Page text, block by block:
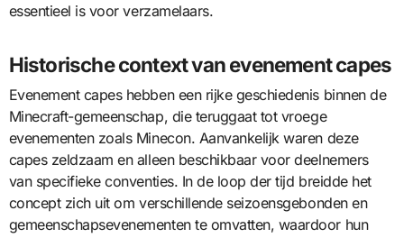
essentieel is voor verzamelaars.
Historische context van evenement capes
Evenement capes hebben een rijke geschiedenis binnen de
Minecraft-gemeenschap, die teruggaat tot vroege
evenementen zoals Minecon. Aanvankelijk waren deze
capes zeldzaam en alleen beschikbaar voor deelnemers
van specifieke conventies. In de loop der tijd breidde het
concept zich uit om verschillende seizoensgebonden en
gemeenschapsevenementen te omvatten, waardoor hun